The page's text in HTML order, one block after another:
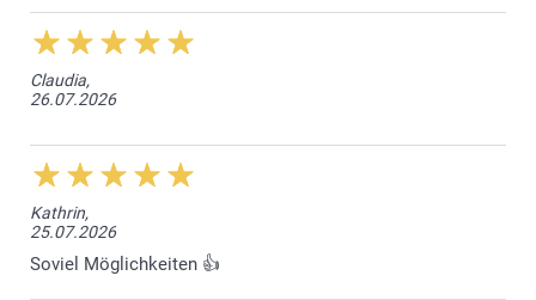
Der quadratische Wandkalender mit den Massen 29cm
x 29cm ist auch wegen seiner eleganten Proportionen
und seines modernen Designs sehr beliebt.
Claudia,
26.07.2026
Kathrin,
25.07.2026
Soviel Möglichkeiten 👍